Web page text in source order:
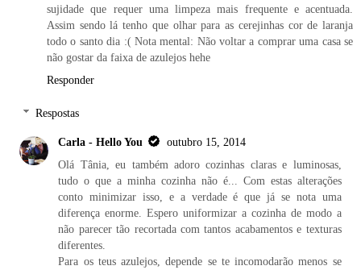
sujidade que requer uma limpeza mais frequente e acentuada.
Assim sendo lá tenho que olhar para as cerejinhas cor de laranja
todo o santo dia :( Nota mental: Não voltar a comprar uma casa se
não gostar da faixa de azulejos hehe
Responder
Respostas
Carla - Hello You
outubro 15, 2014
Olá Tânia, eu também adoro cozinhas claras e luminosas,
tudo o que a minha cozinha não é... Com estas alterações
conto minimizar isso, e a verdade é que já se nota uma
diferença enorme. Espero uniformizar a cozinha de modo a
não parecer tão recortada com tantos acabamentos e texturas
diferentes.
Para os teus azulejos, depende se te incomodarão menos se